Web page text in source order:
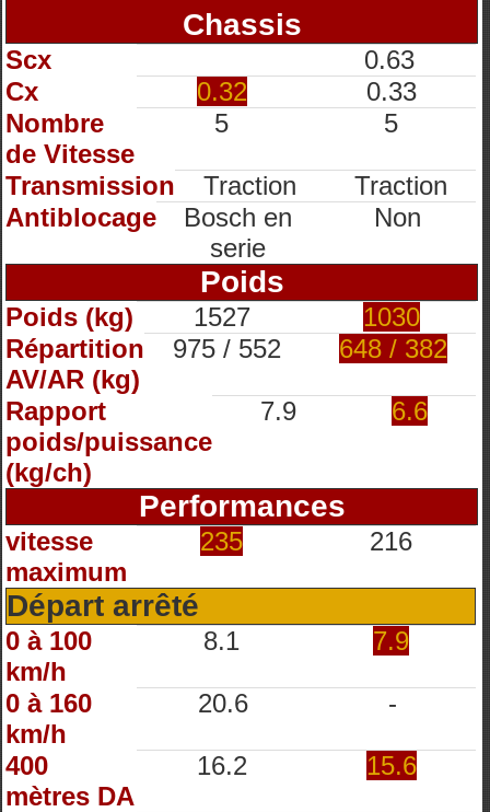
Chassis
Scx
0.63
Cx
0.32
0.33
Nombre
de Vitesse
5 5
Transmission Traction
Traction
Antiblocage
Bosch en
serie
Non
Poids
Poids (kg) 1527
1030
Répartition
AV/AR (kg)
975 / 552 648 / 382
Rapport
poids/puissance
(kg/ch)
7.9 6.6
Performances
vitesse
maximum
235 216
Départ arrêté
0 à 100
km/h
8.1 7.9
0 à 160
km/h
20.6 -
400
mètres DA
16.2 15.6